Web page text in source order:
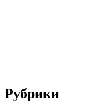
Рубрики